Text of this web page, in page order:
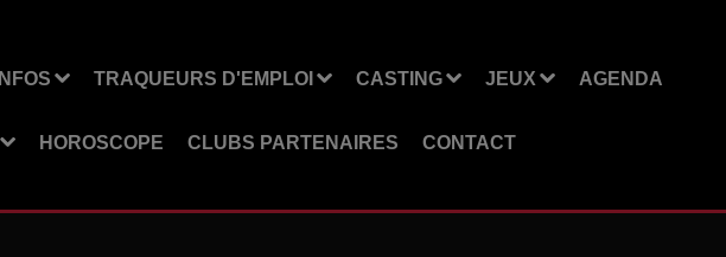
INFOS TRAQUEURS D'EMPLOI CASTING JEUX AGENDA
HOROSCOPE CLUBS PARTENAIRES CONTACT